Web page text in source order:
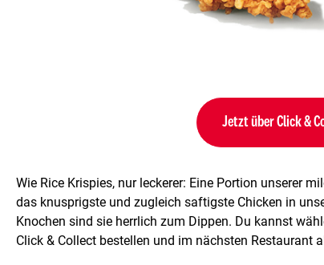
Jetzt über Click &
Wie Rice Krispies, nur leckerer: Eine Portion unserer
das knusprigste und zugleich saftigste Chicken in
Knochen sind sie herrlich zum Dippen. Du kannst
Click & Collect bestellen und im nächsten Restaurant